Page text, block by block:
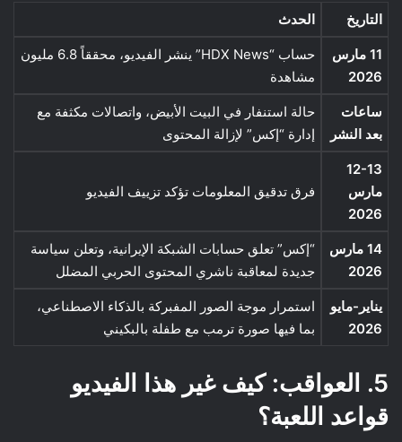
التاريخ الحدث
11 مارس
2026
حساب “HDX News” ينشر الفيديو، محققاً 6.8 مليون
مشاهدة
ساعات
بعد النشر
حالة استنفار في البيت الأبيض، واتصالات مكثفة مع
إدارة “إكس” لإزالة المحتوى
12-13
مارس
2026
فرق تدقيق المعلومات تؤكد تزييف الفيديو
14 مارس
2026
“إكس” تعلق حسابات الشبكة الإيرانية، وتعلن سياسة
جديدة لمعاقبة ناشري المحتوى الحربي المضلل
يناير-مايو
2026
استمرار موجة الصور المفبركة بالذكاء الاصطناعي،
بما فيها صورة ترمب مع طفلة بالبكيني
5. العواقب: كيف غير هذا الفيديو
قواعد اللعبة؟